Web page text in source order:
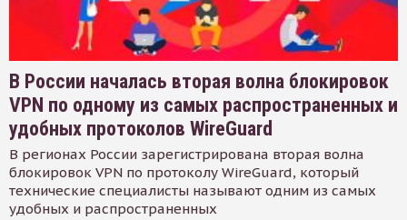
В России началась вторая волна блокировок
VPN по одному из самых распространенных и
удобных протоколов WireGuard
В регионах России зарегистрирована вторая волна
блокировок VPN по протоколу WireGuard, который
технические специалисты называют одним из самых
удобных и распространенных